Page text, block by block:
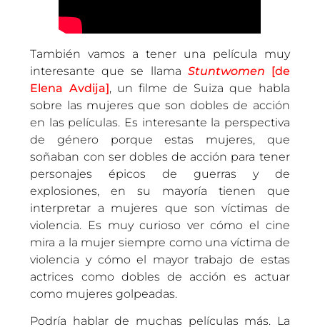
También vamos a tener una película muy
interesante que se llama Stuntwomen [de
Elena Avdija], un filme de Suiza que habla
sobre las mujeres que son dobles de acción
en las películas. Es interesante la perspectiva
de género porque estas mujeres, que
soñaban con ser dobles de acción para tener
personajes épicos de guerras y de
explosiones, en su mayoría tienen que
interpretar a mujeres que son víctimas de
violencia. Es muy curioso ver cómo el cine
mira a la mujer siempre como una víctima de
violencia y cómo el mayor trabajo de estas
actrices como dobles de acción es actuar
como mujeres golpeadas.
Podría hablar de muchas películas más. La